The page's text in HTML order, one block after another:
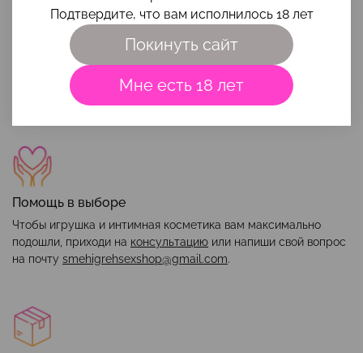
Наши преимущества
Помощь в выборе
Чтобы игрушка и интимная косметика вам максимально
подошли, приходи на консультацию или напиши свой вопрос
на почту smehigrehsexshop@gmail.com.
Подтвердите, что вам исполнилось 18 лет
Покинуть сайт
Мне есть 18 лет